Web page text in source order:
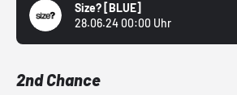
Size? [BLUE]
28.06.24 00:00 Uhr
2nd Chance